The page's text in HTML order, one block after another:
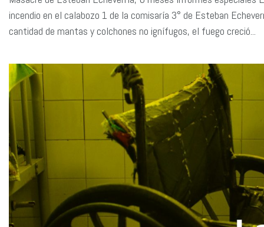
incendio en el calabozo 1 de la comisaría 3° de Esteban
cantidad de mantas y colchones no ignífugos, el fuego creció...